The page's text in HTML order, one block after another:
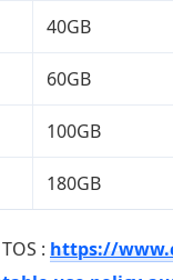
40GB
60GB
100GB
180GB
TOS : https://